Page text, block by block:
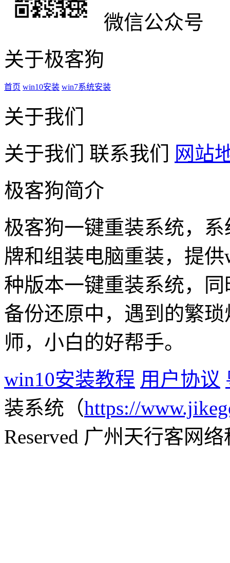
微信公众号
关于极客狗
首页 win10安装 win7系统安装
关于我们
关于我们 联系我们 网站
极客狗简介
极客狗一键重装系统，
牌和组装电脑重装，提
种版本一键重装系统，
备份还原中，遇到的繁
师，小白的好帮手。
win10安装教程 用户协议
装系统（https://
Reserved 广州天行客网